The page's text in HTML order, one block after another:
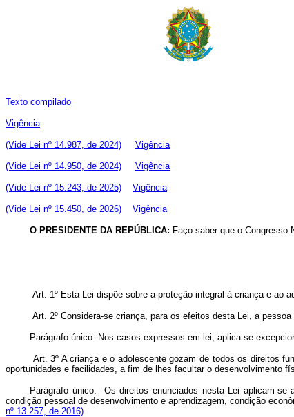
Texto compilado
Vigência
(Vide Lei nº 14.987, de 2024) Vigência
(Vide Lei nº 14.950, de 2024) Vigência
(Vide Lei nº 15.243, de 2025) Vigência
(Vide Lei nº 15.450, de 2026) Vigência
O PRESIDENTE DA REPÚBLICA: Faço saber que o Congresso
Art. 1º Esta Lei dispõe sobre a proteção integral à criança e ao
Art. 2º Considera-se criança, para os efeitos desta Lei, a
Parágrafo único. Nos casos expressos em lei, aplica-se
Art. 3º A criança e o adolescente gozam de todos os direitos
oportunidades e facilidades, a fim de lhes facultar o desenvolvimento
Parágrafo único. Os direitos enunciados nesta Lei aplicam-
condição pessoal de desenvolvimento e aprendizagem, condição
nº 13.257, de 2016)